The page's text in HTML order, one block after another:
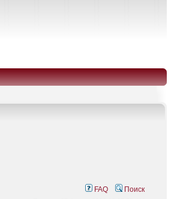
FAQ Поиск